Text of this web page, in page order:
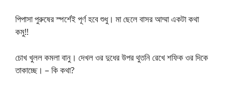
পিপাসা পুরুষের স্পর্শেই পূর্ণ হবে শুধু। মা ছেলে বাসর আম্মা একটা কথা
কমু!!
চোখ খুলল কমলা বানু। দেখল ওর দুধের উপর থুতনি রেখে শফিক ওর দিকে
তাকাচ্ছে। – কি কথা?